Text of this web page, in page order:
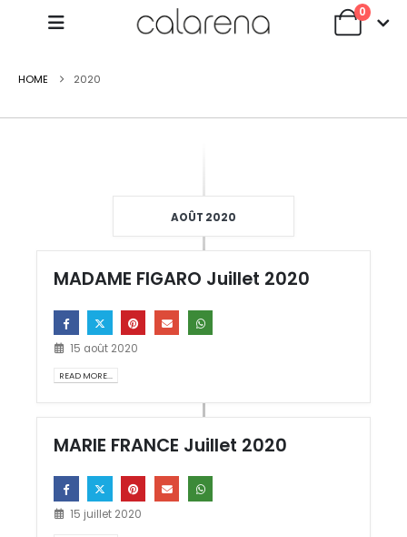
0
HOME 2020
AOÛT 2020
MADAME FIGARO Juillet 2020
15 août 2020
READ MORE...
MARIE FRANCE Juillet 2020
15 juillet 2020